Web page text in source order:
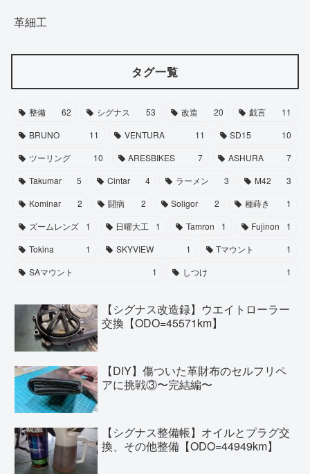
革細工
タグ一覧
整備 62 シグナス 53 改造 20 戯言
11
BRUNO
11 VENTURA 11 SD15
10
ツーリング
10 ARESBIKES 7 ASHURA
7
Takumar
5 Cintar 4 ラーメン 3 M42
3
Kominar
2 闘病 2 Soligor 2 種蒔き
1
ズームレンズ
1 日曜大工 1 Tamron 1 Fujinon
1
Tokina
1 SKYVIEW 1 Tマウント
1
SAマウント
1 しつけ 1
【シグナス改造録】ウエイトローラー
交換【ODO=45571km】
【DIY】傷ついた革財布のセルフリペ
アに挑戦③〜完結編〜
【シグナス整備帳】オイルとプラグ交
換、その他整備【ODO=44949km】